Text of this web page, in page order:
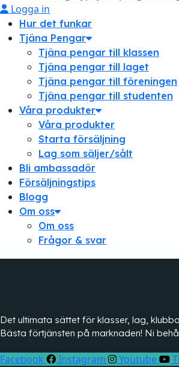
Logga in
Hur det funkar
Tjäna Pengar
Tjäna pengar till klassen
Tjäna pengar till laget
Tjäna pengar till föreningen
Tjäna pengar till studenten
Våra produkter
Våra produkter
Starta försäljning
Lag som säljer/sålt
Bli ambassadör
Försäljningstips
Blogg
Om oss
Om oss
Frågor & svar
Det ultimata sättet för klasser, lag,
Bästa förtjänsten på marknaden! Ni
Facebook Instagram Youtube